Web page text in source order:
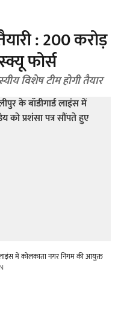
: 200 करोड़
फोर्स
विशेष टीम होगी तैयार
लाइंस में कोलकाता नगर निगम की आयुक्त